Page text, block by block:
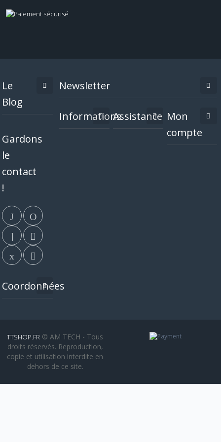
Le
Blog
Gardons
le
contact
!
Coordonnées
Newsletter
InformationsAssistance Mon
compte
TTSHOP.FR © AM TECH - Tous
droits réservés. Reproduction,
copie et utilisation interdite en
dehors de ce site.